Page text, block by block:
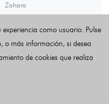
Zahara
Últimas noticias
como usuario. Pulse
o más información, si desea
de cookies que realiza